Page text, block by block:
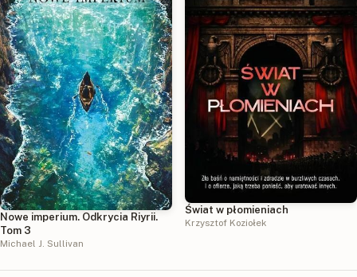
Nowe imperium. Odkrycia Riyrii.
Tom 3
Michael J. Sullivan
Świat w płomieniach
Krzysztof Koziołek